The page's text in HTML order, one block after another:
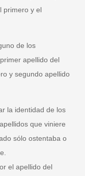
primero y el
de los
apellido del
y segundo apellido
la identidad de los
que viniere
sólo ostentaba o
el apellido del